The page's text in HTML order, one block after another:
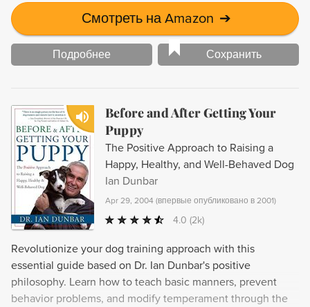
Смотреть на Amazon ➔
Подробнее Сохранить
Before and After Getting Your
Puppy
The Positive Approach to Raising a
Happy, Healthy, and Well-Behaved Dog
Ian Dunbar
Apr 29, 2004 (впервые опубликовано в 2001)
4.0 (2k)
Revolutionize your dog training approach with this
essential guide based on Dr. Ian Dunbar's positive
philosophy. Learn how to teach basic manners, prevent
behavior problems, and modify temperament through the